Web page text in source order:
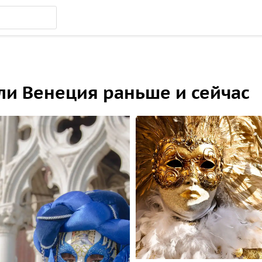
Венеция раньше и сейчас